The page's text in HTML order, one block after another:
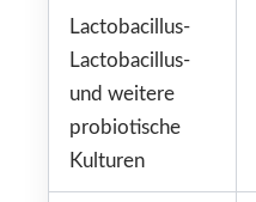
Lactobacillus-
Lactobacillus-
und weitere
probiotische
Kulturen